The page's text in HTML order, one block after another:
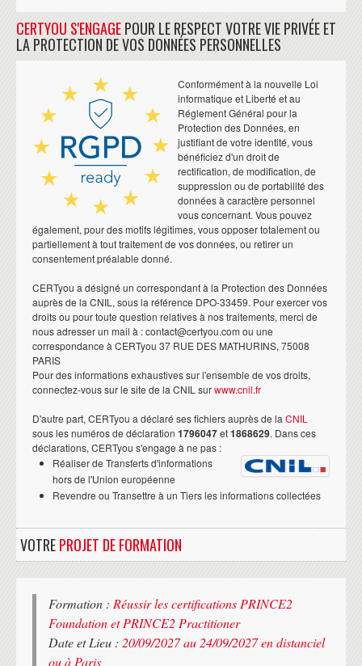
CERTYOU S'ENGAGEPOUR LE RESPECT VOTRE VIE PRIVÉE ET
LA PROTECTION DE VOS DONNÉES PERSONNELLES
Conformément à la nouvelle Loi
informatique et Liberté et au
Réglement Général pour la
Protection des Données, en
justifiant de votre identité, vous
bénéficiez d'un droit de
rectification, de modification, de
suppression ou de portabilité des
données à caractère personnel
vous concernant. Vous pouvez
également, pour des motifs légitimes, vous opposer totalement ou
partiellement à tout traitement de vos données, ou retirer un
consentement préalable donné.
CERTyou a désigné un correspondant à la Protection des Données
auprès de la CNIL, sous la référence DPO-33459. Pour exercer vos
droits ou pour toute question relatives à nos traitements, merci de
nous adresser un mail à : contact@certyou.com ou une
correspondance à CERTyou 37 RUE DES MATHURINS, 75008
PARIS
Pour des informations exhaustives sur l'ensemble de vos droits,
connectez-vous sur le site de la CNIL surwww.cnil.fr
D'autre part, CERTyou a déclaré ses fichiers auprès de la CNIL
sous les numéros de déclaration 1796047et1868629. Dans ces
déclarations, CERTyou s'engage à ne pas :
Réaliser de Transferts d'informations
hors de l'Union européenne
Revendre ou Transettre à un Tiers les informations collectées
VOTREPROJET DE FORMATION
Formation : Réussir les certifications PRINCE2
Foundation et PRINCE2 Practitioner
Date et Lieu : 20/09/2027 au 24/09/2027 en distanciel
ou à Paris